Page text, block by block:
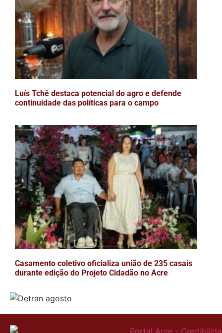
Luís Tchê destaca potencial do agro e defende
continuidade das políticas para o campo
Casamento coletivo oficializa união de 235 casais
durante edição do Projeto Cidadão no Acre